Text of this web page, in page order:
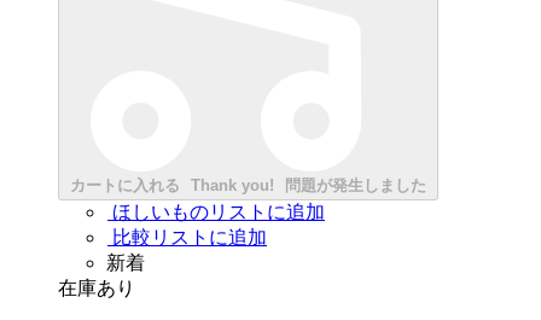
カートに入れる Thank you! 問題が発生しました
ほしいものリストに追加
比較リストに追加
新着
在庫あり